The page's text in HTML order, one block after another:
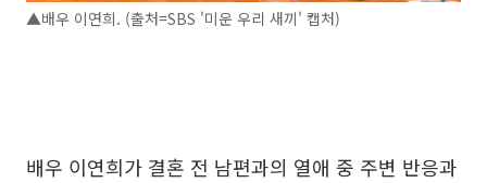
▲배우 이연희. (출처=SBS '미운 우리 새끼' 캡처)
배우 이연희가 결혼 전 남편과의 열애 중 주변 반응과